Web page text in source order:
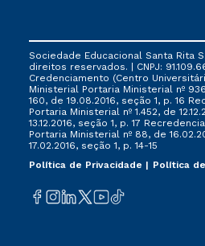
FIES, Prouni e outros
não se acumula com nenhuma
ofertada pela Instituição.
Sociedade Educacional Santa Rita
direitos reservados. | CNPJ:
Credenciamento (Centro
Ministerial Portaria Ministerial nº
160, de 19.08.2016, seção 1, p. 16
Portaria Ministerial nº 1.452, de
13.12.2016, seção 1, p. 17
Portaria Ministerial nº 88, de
17.02.2016, seção 1, p. 14-15
Política de Privacidade
Política